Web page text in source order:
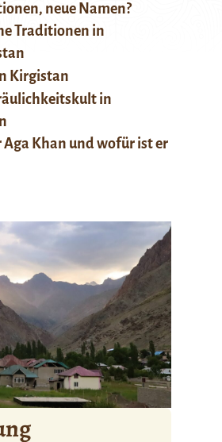
neue Namen?
Traditionen in
Kirgistan
in
Aga Khan und wofür ist er